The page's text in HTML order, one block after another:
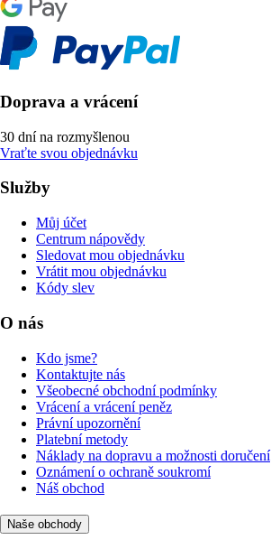
Doprava a vrácení
30 dní na rozmyšlenou
Vraťte svou objednávku
Služby
Můj účet
Centrum nápovědy
Sledovat mou objednávku
Vrátit mou objednávku
Kódy slev
O nás
Kdo jsme?
Kontaktujte nás
Všeobecné obchodní podmínky
Vrácení a vrácení peněz
Právní upozornění
Platební metody
Náklady na dopravu a možnosti doručení
Oznámení o ochraně soukromí
Náš obchod
Naše obchody